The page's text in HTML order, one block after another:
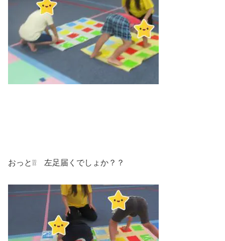
おっと❕❕ 左足届くでしょか？？